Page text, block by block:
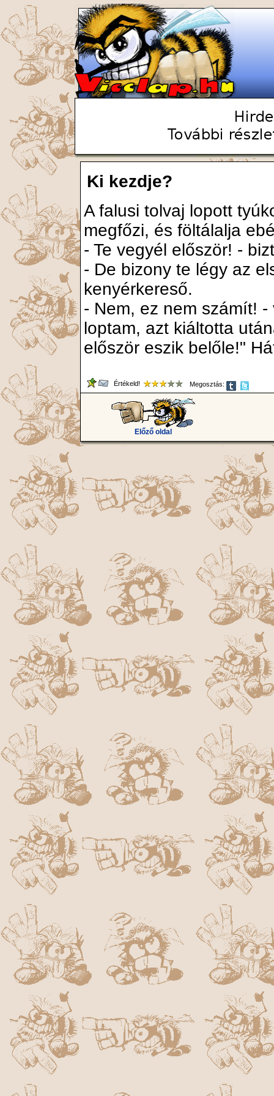
Ki kezdje?
A falusi tolvaj lopott
megfőzi, és föltálalja
- Te vegyél először! -
- De bizony te légy az
kenyérkereső.
- Nem, ez nem számít!
loptam, azt kiáltotta
először eszik belőle!"
Értékeld! Megosztás:
Előző oldal